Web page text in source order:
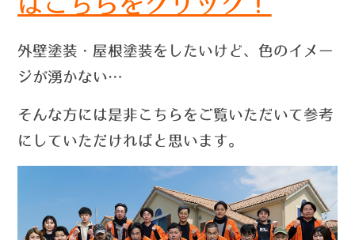
外壁塗装・屋根塗装をしたいけど、色のイメー
ジが湧かない…
そんな方には是非こちらをご覧いただいて参考
にしていただければと思います。